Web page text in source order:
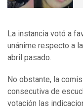
La instancia votó a
unánime respecto a
abril pasado.
No obstante, la
consecutiva de
votación las